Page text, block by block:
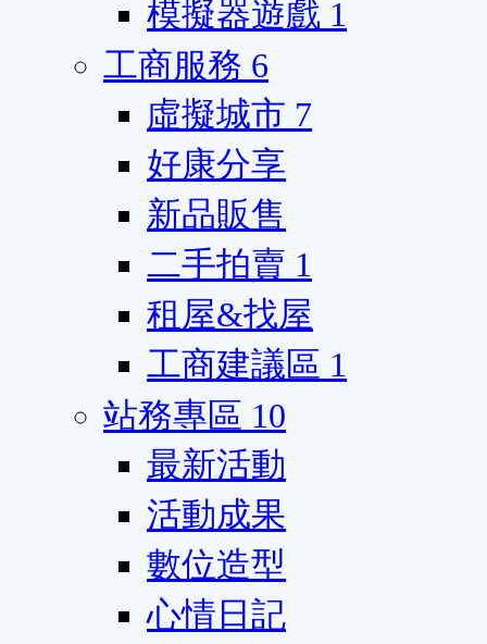
模擬器遊戲 1
工商服務 6
虛擬城市 7
好康分享
新品販售
二手拍賣 1
租屋&找屋
工商建議區 1
站務專區 10
最新活動
活動成果
數位造型
心情日記